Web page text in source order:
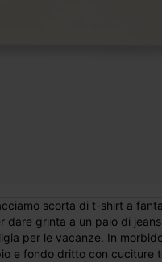
dare grinta a un paio di
per le vacanze. In
e fondo dritto con